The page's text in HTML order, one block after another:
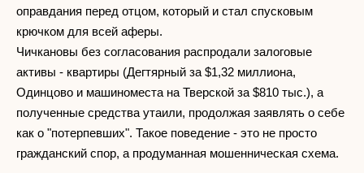
оправдания перед отцом, который и стал спусковым
крючком для всей аферы.
Чичкановы без согласования распродали залоговые
активы - квартиры (Дегтярный за $1,32 миллиона,
Одинцово и машиноместа на Тверской за $810 тыс.), а
полученные средства утаили, продолжая заявлять о себе
как о "потерпевших". Такое поведение - это не просто
гражданский спор, а продуманная мошенническая схема.